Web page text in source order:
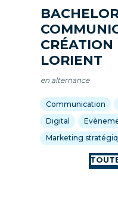
LORIENT
en alternance
Communication
Digital
Marketing